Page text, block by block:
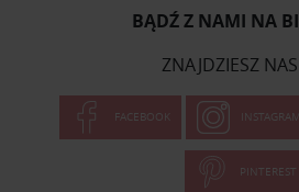
BĄDŹ Z NAMI NA
ZNAJDZIESZ
FACEBOOK INSTAGRAM
PINTEREST